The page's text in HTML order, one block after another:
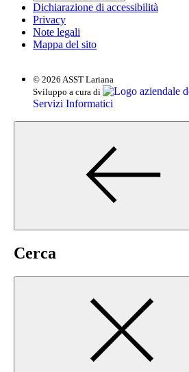
Dichiarazione di accessibilità
Privacy
Note legali
Mappa del sito
© 2026 ASST Lariana
Sviluppo a cura di
Servizi Informatici
Cerca